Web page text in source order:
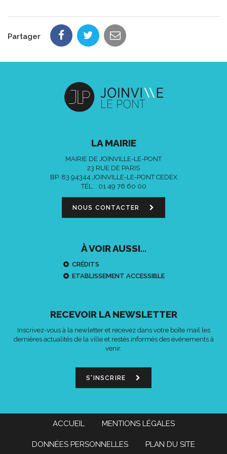
Partager
LA MAIRIE
MAIRIE DE JOINVILLE-LE-PONT
23 RUE DE PARIS
BP. 83 94344 JOINVILLE-LE-PONT CEDEX
TÉL. : 01 49 76 60 00
NOUS CONTACTER
À VOIR AUSSI...
CRÉDITS
ETABLISSEMENT ACCESSIBLE
RECEVOIR LA NEWSLETTER
Inscrivez-vous à la newletter et recevez dans votre boîte mail les
dernières actualités de la ville et restés informés des événements à
venir.
S'INSCRIRE
ACCUEIL MENTIONS LÉGALES
DONNÉES PERSONNELLES PLAN DU SITE